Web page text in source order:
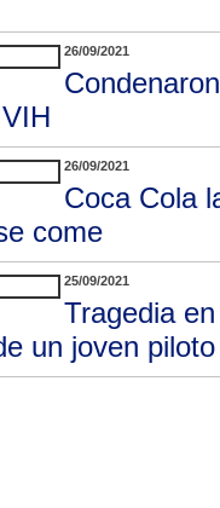
26/09/2021
26/09/2021
Coca Cola
come
25/09/2021
Tragedia
un joven